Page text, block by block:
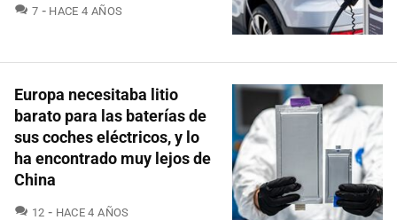
7 COMENTARIOS
HACE 4 AÑOS
Europa necesitaba litio
barato para las baterías de
sus coches eléctricos, y lo
ha encontrado muy lejos de
China
12 COMENTARIOS
HACE 4 AÑOS